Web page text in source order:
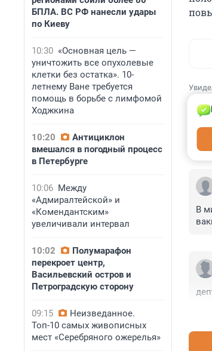
БПЛА. ВС РФ нанесли удары
по Киеву
10:30 «Основная цель —
уничтожить все опухолевые
клетки без остатка». 10-
летнему Ване требуется
помощь в борьбе с лимфомой
Ходжкина
10:20
Антициклон
вмешался в погодный процесс
в Петербурге
10:06 Между
«Адмиралтейской» и
«Комендантским»
увеличивали интервал
10:02
Полумарафон
перекроет центр,
Васильевский остров и
Петроградскую сторону
09:15
Неизведанное.
Топ-10 самых живописных
мест «Серебряного ожерелья»
В